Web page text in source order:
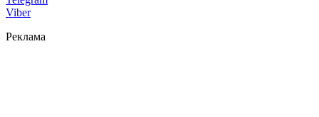
Viber
Реклама